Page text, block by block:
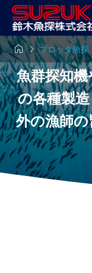
プロッタ魚探
魚群探知
の各種製
外の漁師